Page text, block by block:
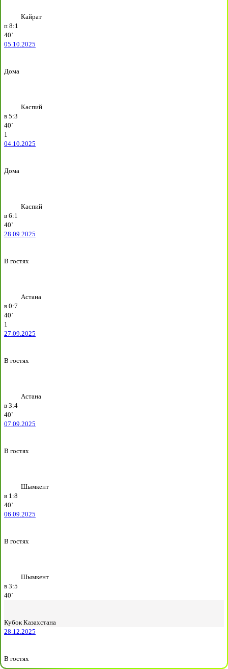
Кайрат
п 8:1
40`
05.10.2025
Дома
Каспий
в 5:3
40`
1
04.10.2025
Дома
Каспий
в 6:1
40`
28.09.2025
В гостях
Астана
в 0:7
40`
1
27.09.2025
В гостях
Астана
в 3:4
40`
07.09.2025
В гостях
Шымкент
в 1:8
40`
06.09.2025
В гостях
Шымкент
в 3:5
40`
Кубок Казахстана
28.12.2025
В гостях